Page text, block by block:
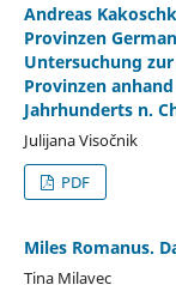
Andreas
Provinzen
Untersuchung
Provinzen
Jahrhunderts n.
Julijana Visočnik
PDF
Miles Romanus.
Tina Milavec